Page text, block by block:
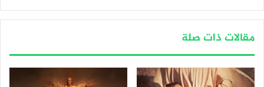
مقالات ذات صلة